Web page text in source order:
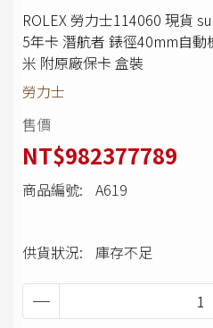
ROLEX 勞力士114060 現貨
5年卡 潛航者 錶徑40mm自
米 附原廠保卡 盒裝
勞力士
售價
NT$982377789
商品編號: A619
供貨狀況: 庫存不足